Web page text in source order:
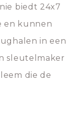
biedt 24x7
en kunnen
in een
sleutelmaker
die de